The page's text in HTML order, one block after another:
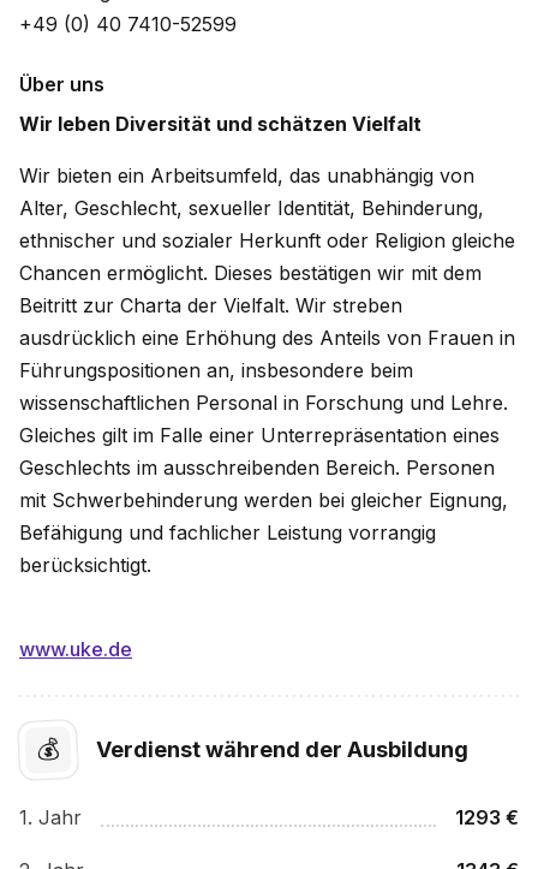
+49 (0) 40 7410-52599
Über uns
Wir leben Diversität und schätzen Vielfalt
Wir bieten ein Arbeitsumfeld, das unabhängig von
Alter, Geschlecht, sexueller Identität, Behinderung,
ethnischer und sozialer Herkunft oder Religion gleiche
Chancen ermöglicht. Dieses bestätigen wir mit dem
Beitritt zur Charta der Vielfalt. Wir streben
ausdrücklich eine Erhöhung des Anteils von Frauen in
Führungspositionen an, insbesondere beim
wissenschaftlichen Personal in Forschung und Lehre.
Gleiches gilt im Falle einer Unterrepräsentation eines
Geschlechts im ausschreibenden Bereich. Personen
mit Schwerbehinderung werden bei gleicher Eignung,
Befähigung und fachlicher Leistung vorrangig
berücksichtigt.
www.uke.de
💰 Verdienst während der Ausbildung
1. Jahr 1293 €